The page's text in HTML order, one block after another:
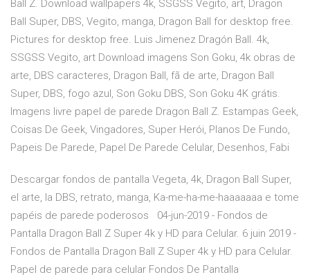
Ball Z. Download wallpapers 4k, SSGSS Vegito, art, Dragon
Ball Super, DBS, Vegito, manga, Dragon Ball for desktop free.
Pictures for desktop free. Luis Jimenez Dragón Ball. 4k,
SSGSS Vegito, art Download imagens Son Goku, 4k obras de
arte, DBS caracteres, Dragon Ball, fã de arte, Dragon Ball
Super, DBS, fogo azul, Son Goku DBS, Son Goku 4K grátis.
Imagens livre papel de parede Dragon Ball Z. Estampas Geek,
Coisas De Geek, Vingadores, Super Herói, Planos De Fundo,
Papeis De Parede, Papel De Parede Celular, Desenhos, Fabi
Descargar fondos de pantalla Vegeta, 4k, Dragon Ball Super,
el arte, la DBS, retrato, manga, Ka-me-ha-me-haaaaaaa e tome
papéis de parede poderosos 04-jun-2019 - Fondos de
Pantalla Dragon Ball Z Super 4k y HD para Celular. 6 juin 2019 -
Fondos de Pantalla Dragon Ball Z Super 4k y HD para Celular.
Papel de parede para celular Fondos De Pantalla